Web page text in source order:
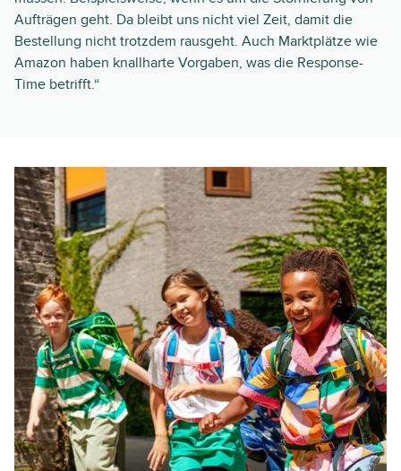
Aufträgen geht. Da bleibt uns nicht viel Zeit, damit die
Bestellung nicht trotzdem rausgeht. Auch Marktplätze wie
Amazon haben knallharte Vorgaben, was die Response-
Time betrifft.“